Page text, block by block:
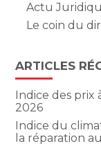
Actu
Le coin du
ARTICLES
Indice des prix
2026
Indice du
la réparation